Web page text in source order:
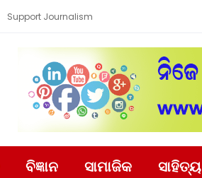
Support Journalism
ବିଜ୍ଞାନ ସାମାଜିକ ସାହିତ୍ୟ